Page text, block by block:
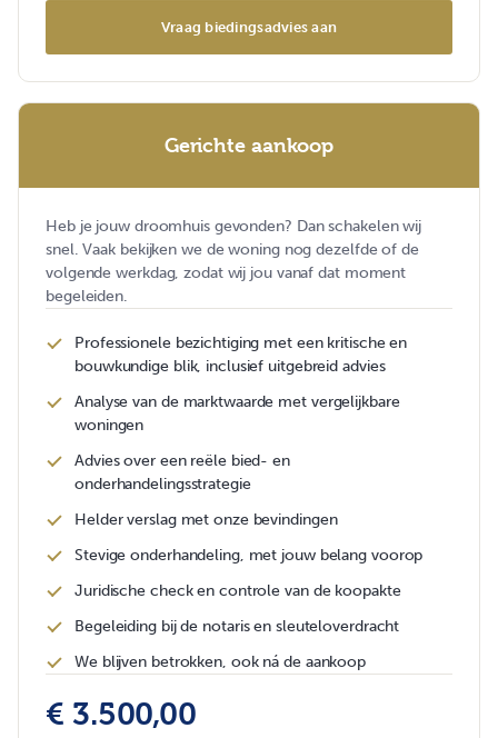
Vraag biedingsadvies aan
Gerichte aankoop
Heb je jouw droomhuis gevonden? Dan schakelen wij
snel. Vaak bekijken we de woning nog dezelfde of de
volgende werkdag, zodat wij jou vanaf dat moment
begeleiden.
Professionele bezichtiging met een kritische en
bouwkundige blik, inclusief uitgebreid advies
Analyse van de marktwaarde met vergelijkbare
woningen
Advies over een reële bied- en
onderhandelingsstrategie
Helder verslag met onze bevindingen
Stevige onderhandeling, met jouw belang voorop
Juridische check en controle van de koopakte
Begeleiding bij de notaris en sleuteloverdracht
We blijven betrokken, ook ná de aankoop
€ 3.500,00